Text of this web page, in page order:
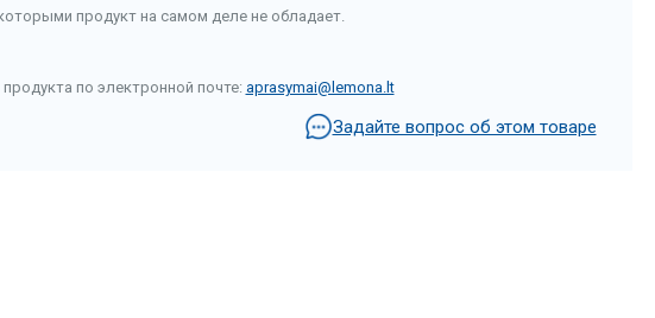
продукт на самом деле не обладает.
по электронной почте: aprasymai@lemona.lt
Задайте вопрос об этом товаре